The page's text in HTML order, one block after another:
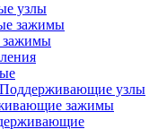
узлы
зажимы
зажимы
Поддерживающие узлы
зажимы